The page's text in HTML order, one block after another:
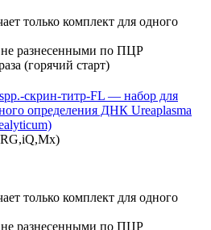
скрин-титр-FL — набор для
определения ДНК Ureaplasma